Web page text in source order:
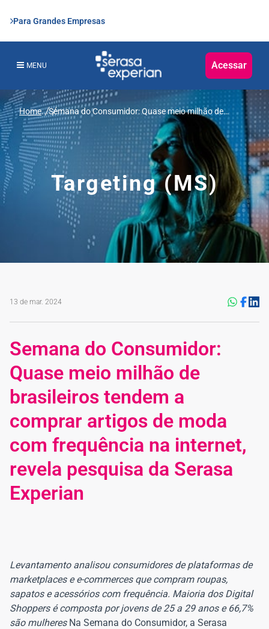
Para Grandes Empresas
MENU Acessar
Home...Semana do Consumidor: Quase meio milhão de
brasileiros tendem a comprar artigos de moda com
frequência na internet, revela pesquisa da Serasa
Experian
Targeting (MS)
13 de mar. 2024
Semana do Consumidor:
Quase meio milhão de
brasileiros tendem a
comprar artigos de moda
com frequência na internet,
revela pesquisa da Serasa
Experian
Levantamento analisou consumidores de plataformas de
marketplaces e e-commerces que compram roupas,
sapatos e acessórios com frequência. Maioria dos Digital
Shoppers é composta por jovens de 25 a 29 anos e 66,7%
são mulheresNa Semana do Consumidor, a Serasa